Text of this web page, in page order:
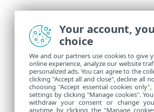
Your account,
choice
We and our partners use cookies to give
online experience, analyze our website
personalized ads. You can agree to the
clicking "Accept all and close", decline all
choosing "Accept essential cookies
settings by clicking "Manage cookies".
withdraw your consent or change
anytime by clicking the "Manage